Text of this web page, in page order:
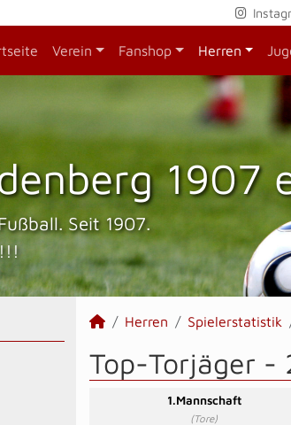
Verein Fanshop Herren
1907
Seit 1907.
Herren Spielerstatistik
Top-Torjäger -
1.Mannschaft
(Tore)